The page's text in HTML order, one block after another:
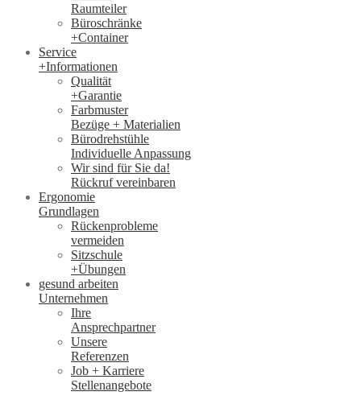
Raumteiler
Büroschränke
+Container
Service
+Informationen
Qualität
+Garantie
Farbmuster
Bezüge + Materialien
Bürodrehstühle
Individuelle Anpassung
Wir sind für Sie da!
Rückruf vereinbaren
Ergonomie
Grundlagen
Rückenprobleme
vermeiden
Sitzschule
+Übungen
gesund arbeiten
Unternehmen
Ihre
Ansprechpartner
Unsere
Referenzen
Job + Karriere
Stellenangebote